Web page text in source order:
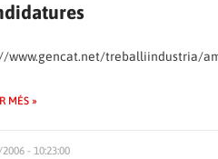
eleccionssindicals/laudes/
www.gencat.net/treballiindustria/
MÉS »
- 10:23:00